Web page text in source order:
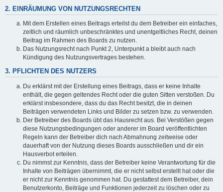
2. EINRÄUMUNG VON NUTZUNGSRECHTEN
Mit dem Erstellen eines Beitrags erteilst du dem Betreiber ein einfaches,
zeitlich und räumlich unbeschränktes und unentgeltliches Recht, deinen
Beitrag im Rahmen des Boards zu nutzen.
Das Nutzungsrecht nach Punkt 2, Unterpunkt a bleibt auch nach
Kündigung des Nutzungsvertrages bestehen.
3. PFLICHTEN DES NUTZERS
Du erklärst mit der Erstellung eines Beitrags, dass er keine Inhalte
enthält, die gegen geltendes Recht oder die guten Sitten verstoßen. Du
erklärst insbesondere, dass du das Recht besitzt, die in deinen
Beiträgen verwendeten Links und Bilder zu setzen bzw. zu verwenden.
Der Betreiber des Boards übt das Hausrecht aus. Bei Verstößen gegen
diese Nutzungsbedingungen oder anderer im Board veröffentlichten
Regeln kann der Betreiber dich nach Abmahnung zeitweise oder
dauerhaft von der Nutzung dieses Boards ausschließen und dir ein
Hausverbot erteilen.
Du nimmst zur Kenntnis, dass der Betreiber keine Verantwortung für die
Inhalte von Beiträgen übernimmt, die er nicht selbst erstellt hat oder die
er nicht zur Kenntnis genommen hat. Du gestattest dem Betreiber, dein
Benutzerkonto, Beiträge und Funktionen jederzeit zu löschen oder zu